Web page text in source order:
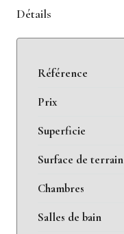
Détails
Référence
Prix
Superficie
Surface de terrain
Chambres
Salles de bain